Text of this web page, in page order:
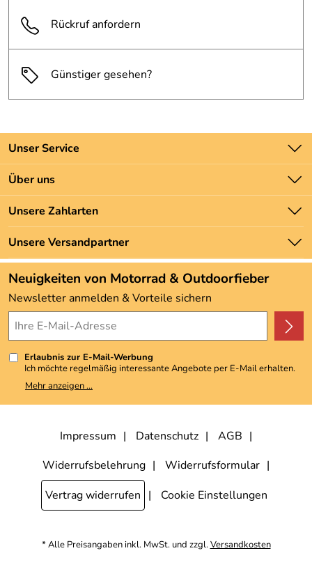
Rückruf anfordern
Günstiger gesehen?
Unser Service
Kontakt
Batteriegesetz
Newsletter
Zahlung und Versand
Über uns
Unsere Bestseller
Marken
Neu
Angebote
Kundenbewertungen (3.492)
4,9/5*****
Unsere Zahlarten
Unsere Versandpartner
Neuigkeiten von Motorrad & Outdoorfieber
Newsletter anmelden & Vorteile sichern
Erlaubnis zur E-Mail-Werbung
Ich möchte regelmäßig interessante Angebote per E-Mail erhalten.
Meine E-Mail-Adresse wird nicht an andere Unternehmen
weitergegeben. Zu statistischen Zwecken wird in anonymer Form
kann ich jederzeit mit Wirkung für die Zukunft widerrufen, indem ich
den Link "Abmelden" am Ende des Newsletters anklicke. Die
Mehr anzeigen ...
Impressum Datenschutz
AGB
Widerrufsbelehrung
Widerrufsformular
Vertrag widerrufen
Cookie Einstellungen
* Alle Preisangaben inkl. MwSt. und zzgl.Versandkosten